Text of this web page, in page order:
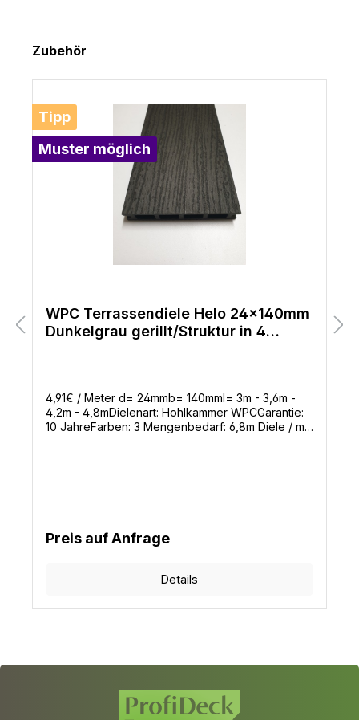
Produktgalerie überspringen
Zubehör
Tipp
Muster möglich
WPC Terrassendiele Helo 24x140mm
Dunkelgrau gerillt/Struktur in 4
4,91€ / Meter d= 24mmb= 140mml= 3m - 3,6m -
4,2m - 4,8mDielenart: Hohlkammer WPCGarantie:
10 JahreFarben: 3 Mengenbedarf: 6,8m Diele / m²
Preis auf Anfrage
Details